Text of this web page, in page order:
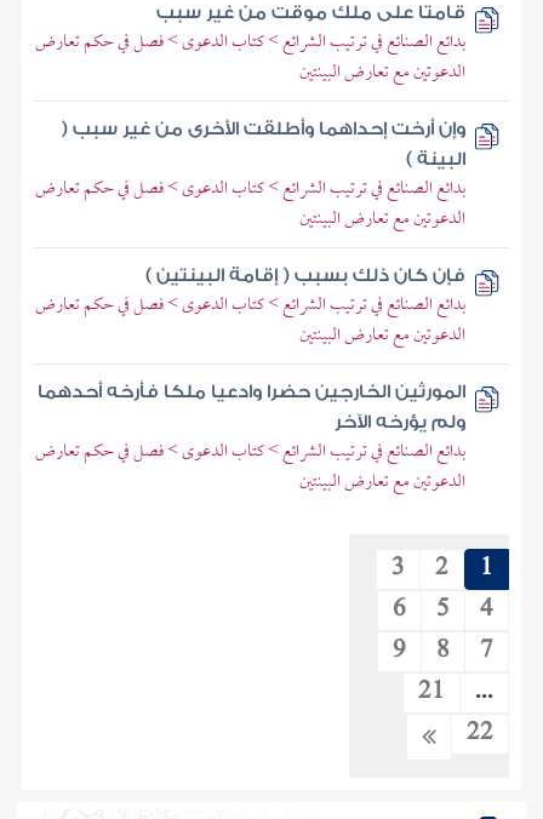
قامتا على ملك موقت من غير سبب
بدائع الصنائع في ترتيب الشرائع > كتاب الدعوى > فصل في حكم تعارض
الدعوتين مع تعارض البينتين
وإن أرخت إحداهما وأطلقت الأخرى من غير سبب (
البينة )
بدائع الصنائع في ترتيب الشرائع > كتاب الدعوى > فصل في حكم تعارض
الدعوتين مع تعارض البينتين
فإن كان ذلك بسبب ( إقامة البينتين )
بدائع الصنائع في ترتيب الشرائع > كتاب الدعوى > فصل في حكم تعارض
الدعوتين مع تعارض البينتين
المورثين الخارجين حضرا وادعيا ملكا فأرخه أحدهما
ولم يؤرخه الآخر
بدائع الصنائع في ترتيب الشرائع > كتاب الدعوى > فصل في حكم تعارض
الدعوتين مع تعارض البينتين
1
2
3
4
5
6
7
8
9
...
21
22